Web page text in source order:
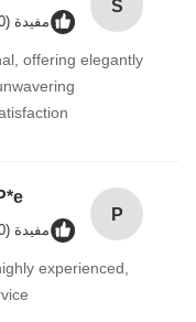
S
مفيدة (30)
offering elegantly
P
مفيدة (30)
experienced,